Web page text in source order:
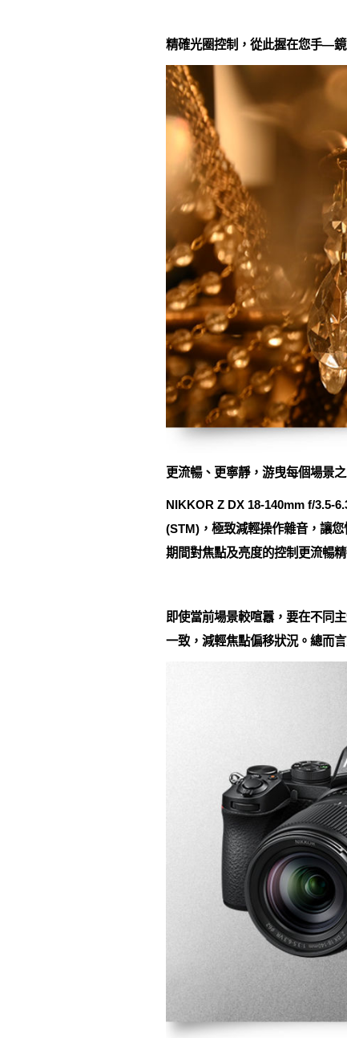
精確光圈控制，從此握在您手—
更流暢、更寧靜，游曳每個場景
NIKKOR Z DX 18-140mm f/3.5-
(STM)，極致減輕操作雜音，讓
期間對焦點及亮度的控制更流暢
即使當前場景較喧囂，要在不同
一致，減輕焦點偏移狀況。總而